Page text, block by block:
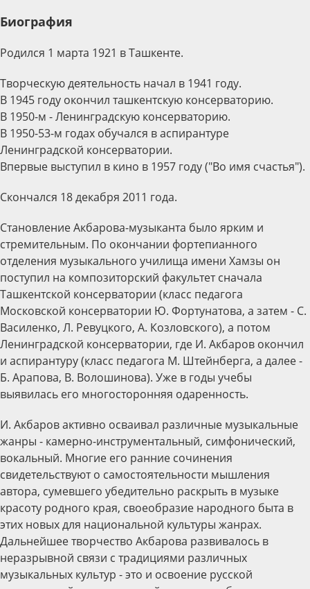
Биография
Родился 1 марта 1921 в Ташкенте.
Творческую деятельность начал в 1941 году.
В 1945 году окончил ташкентскую консерваторию.
В 1950-м - Ленинградскую консерваторию.
В 1950-53-м годах обучался в аспирантуре
Ленинградской консерватории.
Впервые выступил в кино в 1957 году ("Во имя счастья").
Скончался 18 декабря 2011 года.
Становление Акбарова-музыканта было ярким и
стремительным. По окончании фортепианного
отделения музыкального училища имени Хамзы он
поступил на композиторский факультет сначала
Ташкентской консерватории (класс педагога
Московской консерватории Ю. Фортунатова, а затем - С.
Василенко, Л. Ревуцкого, А. Козловского), а потом
Ленинградской консерватории, где И. Акбаров окончил
и аспирантуру (класс педагога М. Штейнберга, а далее -
Б. Арапова, В. Волошинова). Уже в годы учебы
выявилась его многосторонняя одаренность.
И. Акбаров активно осваивал различные музыкальные
жанры - камерно-инструментальный, симфонический,
вокальный. Многие его ранние сочинения
свидетельствуют о самостоятельности мышления
автора, сумевшего убедительно раскрыть в музыке
красоту родного края, своеобразие народного быта в
этих новых для национальной культуры жанрах.
Дальнейшее творчество Акбарова развивалось в
неразрывной связи с традициями различных
музыкальных культур - это и освоение русской